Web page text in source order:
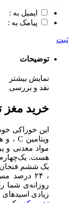
ایمیل به :
پیامک به :
ثبت
توضیحات
نمایش بیشتر
نقد و بررسی
خرید مغز
مواد معدنی و
روزانه‌ی شما
زیادی اسیدهای چرب